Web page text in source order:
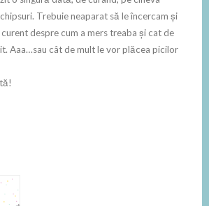
Trebuie neaparat să le încercam și
despre cum a mers treaba și cat de
Aaa…sau cât de mult le vor plăcea picilor